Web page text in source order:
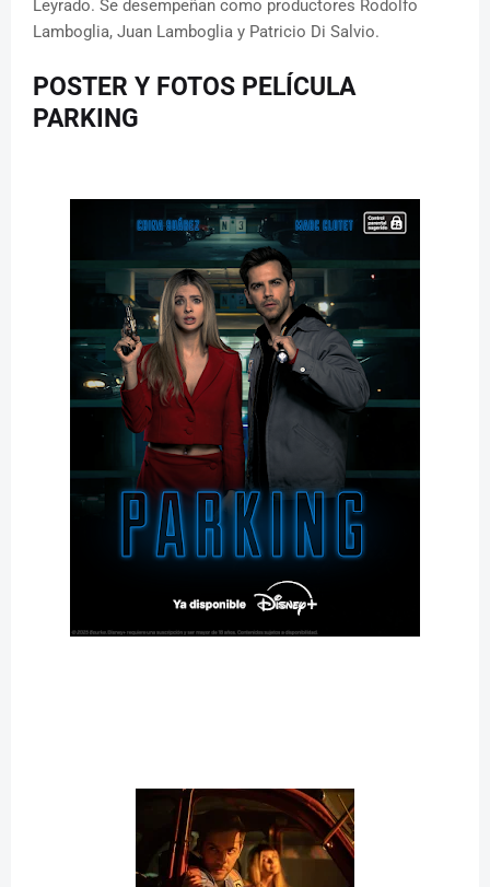
Leyrado. Se desempeñan como productores Rodolfo
Lamboglia, Juan Lamboglia y Patricio Di Salvio.
POSTER Y FOTOS PELÍCULA
PARKING